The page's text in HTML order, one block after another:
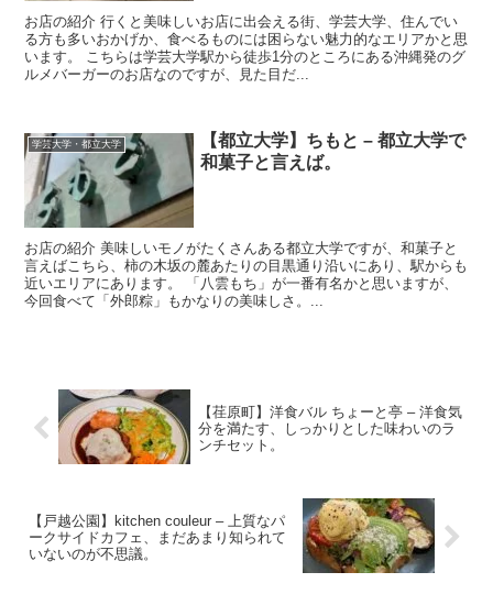
お店の紹介 行くと美味しいお店に出会える街、学芸大学、住んでい
る方も多いおかげか、食べるものには困らない魅力的なエリアかと思
います。 こちらは学芸大学駅から徒歩1分のところにある沖縄発のグ
ルメバーガーのお店なのですが、見た目だ...
学芸大学・都立大学
【都立大学】ちもと – 都立大学で
和菓子と言えば。
お店の紹介 美味しいモノがたくさんある都立大学ですが、和菓子と
言えばこちら、柿の木坂の麓あたりの目黒通り沿いにあり、駅からも
近いエリアにあります。 「八雲もち」が一番有名かと思いますが、
今回食べて「外郎粽」もかなりの美味しさ。...
【荏原町】洋食バル ちょーと亭 – 洋食気
分を満たす、しっかりとした味わいのラ
ンチセット。
【戸越公園】kitchen couleur – 上質なパ
ークサイドカフェ、まだあまり知られて
いないのが不思議。